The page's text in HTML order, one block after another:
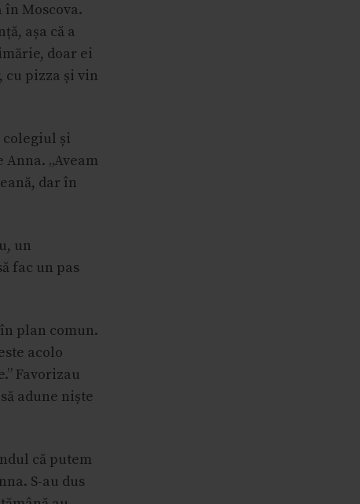
în Moscova.
așa că a
doar ei
pizza și vin
colegiul și
„Aveam
dar în
un
fac un pas
plan comun.
acolo
Favorizau
adune niște
că putem
S-au dus